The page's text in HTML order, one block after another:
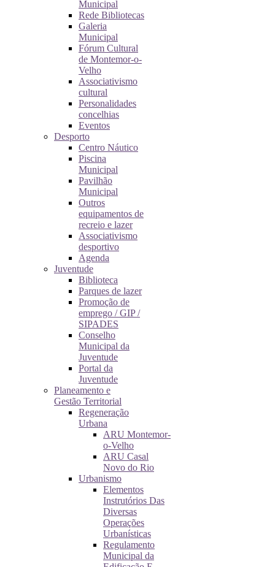
Municipal
Rede Bibliotecas
Galeria
Municipal
Fórum Cultural
de Montemor-o-
Velho
Associativismo
cultural
Personalidades
concelhias
Eventos
Desporto
Centro Náutico
Piscina
Municipal
Pavilhão
Municipal
Outros
equipamentos de
recreio e lazer
Associativismo
desportivo
Agenda
Juventude
Biblioteca
Parques de lazer
Promoção de
emprego / GIP /
SIPADES
Conselho
Municipal da
Juventude
Portal da
Juventude
Planeamento e
Gestão Territorial
Regeneração
Urbana
ARU Montemor-
o-Velho
ARU Casal
Novo do Rio
Urbanismo
Elementos
Instrutórios Das
Diversas
Operações
Urbanísticas
Regulamento
Municipal da